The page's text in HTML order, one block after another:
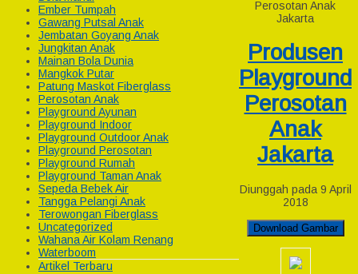
Ember Tumpah
Gawang Putsal Anak
Jembatan Goyang Anak
Jungkitan Anak
Mainan Bola Dunia
Mangkok Putar
Patung Maskot Fiberglass
Perosotan Anak
Playground Ayunan
Playground Indoor
Playground Outdoor Anak
Playground Perosotan
Playground Rumah
Playground Taman Anak
Sepeda Bebek Air
Tangga Pelangi Anak
Terowongan Fiberglass
Uncategorized
Wahana Air Kolam Renang
Waterboom
Artikel Terbaru
Perosotan Anak
Jakarta
Produsen
Playground
Perosotan
Anak
Jakarta
Diunggah pada 9 April
2018
Download Gambar